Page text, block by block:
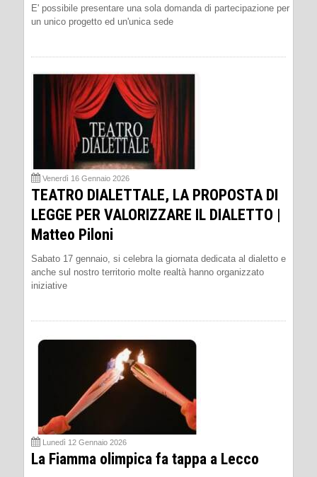
E' possibile presentare una sola domanda di partecipazione per
un unico progetto ed un'unica sede
Venerdì 16 Gennaio 2026
TEATRO DIALETTALE, LA PROPOSTA DI
LEGGE PER VALORIZZARE IL DIALETTO |
Matteo Piloni
Sabato 17 gennaio, si celebra la giornata dedicata al dialetto e
anche sul nostro territorio molte realtà hanno organizzato
iniziative
Lunedì 12 Gennaio 2026
La Fiamma olimpica fa tappa a Lecco